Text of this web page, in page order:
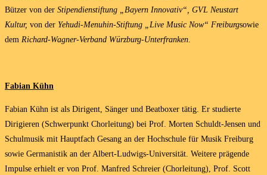
Bützer von der Stipendienstiftung „Bayern Innovativ“, GVL Neustart
Kultur, von der Yehudi-Menuhin-Stiftung „Live Music Now“ Freiburgsowie
dem Richard-Wagner-Verband Würzburg-Unterfranken
Fabian Kühn
Fabian Kühn ist als Dirigent, Sänger und Beatboxer tätig. Er studierte
Dirigieren (Schwerpunkt Chorleitung) bei Prof. Morten Schuldt-Jensen und
Schulmusik mit Hauptfach Gesang an der Hochschule für Musik Freiburg
sowie Germanistik an der Albert-Ludwigs-Universität. Weitere prägende
Impulse erhielt er von Prof. Manfred Schreier (Chorleitung), Prof. Scott